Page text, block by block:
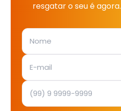
resgatar o seu é agora.